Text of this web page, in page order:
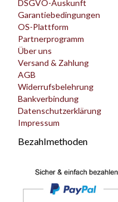
DSGVO-Auskunft
Garantiebedingungen
OS-Plattform
Partnerprogramm
Über uns
Versand & Zahlung
AGB
Widerrufsbelehrung
Bankverbindung
Datenschutzerklärung
Impressum
Bezahlmethoden